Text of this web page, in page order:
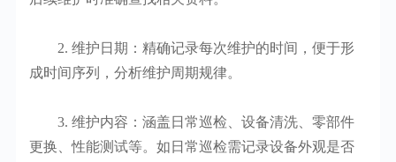
2. 维护日期：精确记录每次维护的时间，便于形
成时间序列，分析维护周期规律。
3. 维护内容：涵盖日常巡检、设备清洗、零部件
更换、性能测试等。如日常巡检需记录设备外观是否